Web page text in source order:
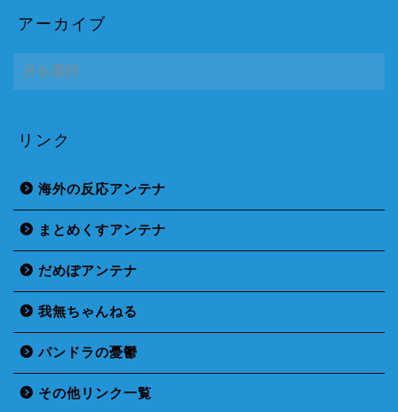
アーカイブ
ー
ブリンク
海外の反応アンテナ
まとめくすアンテナ
だめぽアンテナ
我無ちゃんねる
パンドラの憂鬱
その他リンク一覧